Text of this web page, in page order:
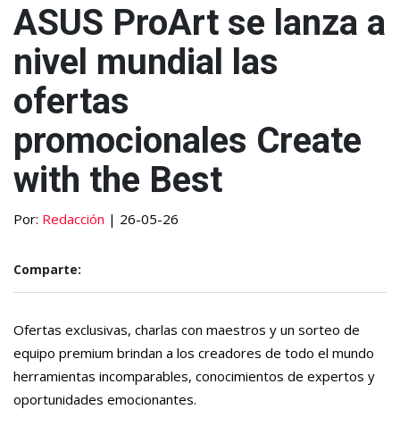
ASUS ProArt se lanza a
nivel mundial las
ofertas
promocionales Create
with the Best
Por: Redacción | 26-05-26
Comparte:
Ofertas exclusivas, charlas con maestros y un sorteo de
equipo premium brindan a los creadores de todo el mundo
herramientas incomparables, conocimientos de expertos y
oportunidades emocionantes.